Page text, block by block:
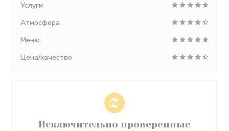
Услуги
Атмосфера
Меню
Цена/качество
Исключительно проверенные